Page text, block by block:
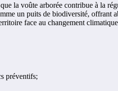
la voûte arborée contribue à la
un puits de biodiversité, offrant
face au changement
préventifs;